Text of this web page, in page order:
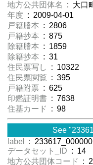
地方公共団体名
: 大口
年度 : 2009-04-01
戸籍謄本 : 2806
戸籍抄本 : 875
除籍謄本 : 1859
除籍抄本 : 31
住民票写し
: 10322
住民票閲覧 : 395
戸籍附票 : 625
印鑑証明書 : 7638
住基カード
: 98
See
label
:
データセット_ID : 14
地方公共団体コード
: